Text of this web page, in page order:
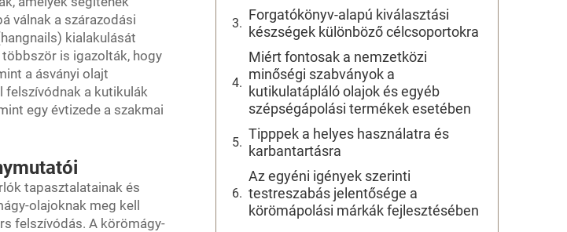
válnak a szárazodási
kialakulását
is igazolták, hogy
a ásványi olajt
felszívódnak a kutikulák
egy évtizede a szakmai
tapasztalatainak és
olajoknak meg kell
felszívódás. A körömágy-
Forgatókönyv-alapú kiválasztási
készségek különböző célcsoportokra
Miért fontosak a nemzetközi
minőségi szabványok a
kutikulatápláló olajok és egyéb
szépségápolási termékek esetében
Tipppek a helyes használatra és
karbantartásra
Az egyéni igények szerinti
testreszabás jelentősége a
körömápolási márkák fejlesztésében